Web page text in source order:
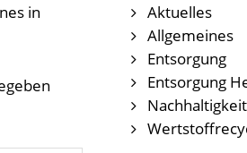
in
Aktuelles
Allgemeines
Entsorgung
Entsorgung
Nachhaltigkeit